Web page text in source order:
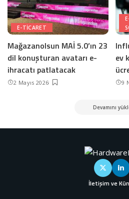
E-TICARET
Mağazanolsun MAİ 5.0’ın 23
dil konuşturan avatarı e-
ihracatı patlatacak
2 Mayıs 2026
ev
9
Devamını
İletişim ve